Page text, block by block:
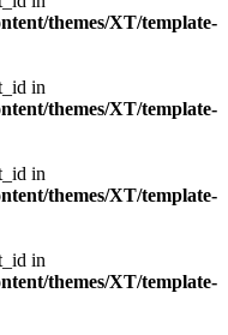
themes/XT/template-
in
themes/XT/template-
in
themes/XT/template-
in
themes/XT/template-